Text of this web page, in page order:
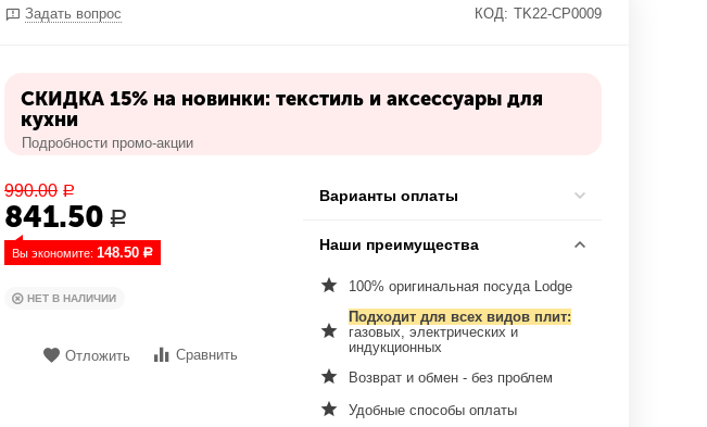
Задать вопрос КОД: TK22-CP0009
СКИДКА 15% на новинки: текстиль и аксессуары для
кухни
Подробности промо-акции
990.00 Р
841.50 Р
Вы экономите: 148.50 Р
НЕТ В НАЛИЧИИ
Отложить Сравнить
Варианты оплаты
Наши преимущества
100% оригинальная посуда Lodge
Подходит для всех видов плит:
газовых, электрических и
индукционных
Возврат и обмен - без проблем
Удобные способы оплаты